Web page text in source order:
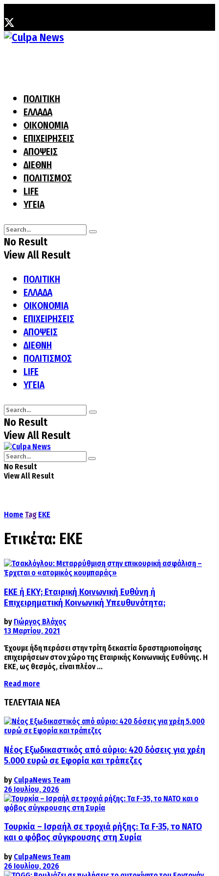
ΠΟΛΙΤΙΚΗ
ΕΛΛΑΔΑ
ΟΙΚΟΝΟΜΙΑ
ΕΠΙΧΕΙΡΗΣΕΙΣ
ΑΠΟΨΕΙΣ
ΔΙΕΘΝΗ
ΠΟΛΙΤΙΣΜΟΣ
LIFE
ΥΓΕΙΑ
No Result
View All Result
ΠΟΛΙΤΙΚΗ
ΕΛΛΑΔΑ
ΟΙΚΟΝΟΜΙΑ
ΕΠΙΧΕΙΡΗΣΕΙΣ
ΑΠΟΨΕΙΣ
ΔΙΕΘΝΗ
ΠΟΛΙΤΙΣΜΟΣ
LIFE
ΥΓΕΙΑ
No Result
View All Result
No Result
View All Result
Home Tag ΕΚΕ
Ετικέτα: ΕΚΕ
ΕΚΕ ή ΕΚΥ; Εταιρική Κοινωνική Ευθύνη ή
Επιχειρηματική Κοινωνική Υπευθυνότητα;
by Γιώργος Βλάχος
13 Μαρτίου, 2021
Έχουμε ήδη περάσει στην τρίτη δεκαετία δραστηριοποίησης
επιχειρήσεων στον χώρο της Εταιρικής Κοινωνικής Ευθύνης. Η
ΕΚΕ, ως θεσμός, είναι πλέον ...
Read more
ΤΕΛΕΥΤΑΙΑ ΝΕΑ
Νέος Εξωδικαστικός από αύριο: 420 δόσεις για χρέη
5.000 ευρώ σε Εφορία και τράπεζες
by CulpaNews Team
26 Ιουλίου, 2026
Τουρκία – Ισραήλ σε τροχιά ρήξης: Τα F-35, το ΝΑΤΟ
και ο φόβος σύγκρουσης στη Συρία
by CulpaNews Team
26 Ιουλίου, 2026